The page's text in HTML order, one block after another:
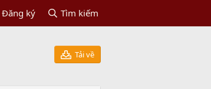
Đăng ký Tìm kiếm
Tải về